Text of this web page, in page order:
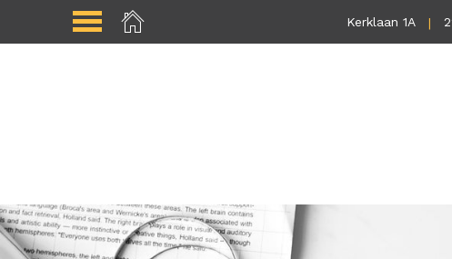
Kerklaan 1A